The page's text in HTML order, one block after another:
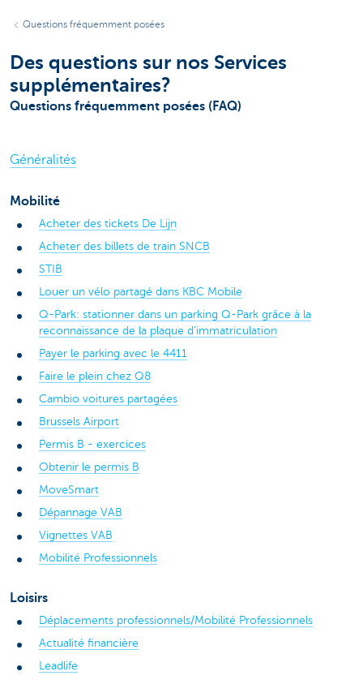
Questions fréquemment posées
Des questions sur nos Services
supplémentaires?
Questions fréquemment posées (FAQ)
Généralités
Mobilité
Acheter des tickets De Lijn
Acheter des billets de train SNCB
STIB
Louer un vélo partagé dans KBC Mobile
Q-Park: stationner dans un parking Q-Park grâce à la
reconnaissance de la plaque d’immatriculation
Payer le parking avec le 4411
Faire le plein chez Q8
Cambio voitures partagées
Brussels Airport
Permis B - exercices
Obtenir le permis B
MoveSmart
Dépannage VAB
Vignettes VAB
Mobilité Professionnels
Loisirs
Déplacements professionnels/Mobilité Professionnels
Actualité financière
Leadlife